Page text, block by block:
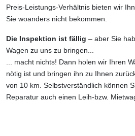
Preis-Leistungs-Verhältnis bieten wir
Sie woanders nicht bekommen.
Die Inspektion ist fällig – aber Sie
Wagen zu uns zu bringen...
... macht nichts! Dann holen wir Ihren
nötig ist und bringen ihn zu Ihnen
von 10 km. Selbstverständlich können
Reparatur auch einen Leih-bzw.